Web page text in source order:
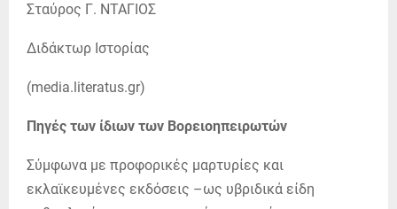
Σταύρος Γ. ΝΤΑΓΙΟΣ
Διδάκτωρ Ιστορίας
(media.literatus.gr)
Πηγές των ίδιων των Βορειοηπειρωτών
Σύμφωνα με προφορικές μαρτυρίες και
εκλαϊκευμένες εκδόσεις –ως υβριδικά είδη